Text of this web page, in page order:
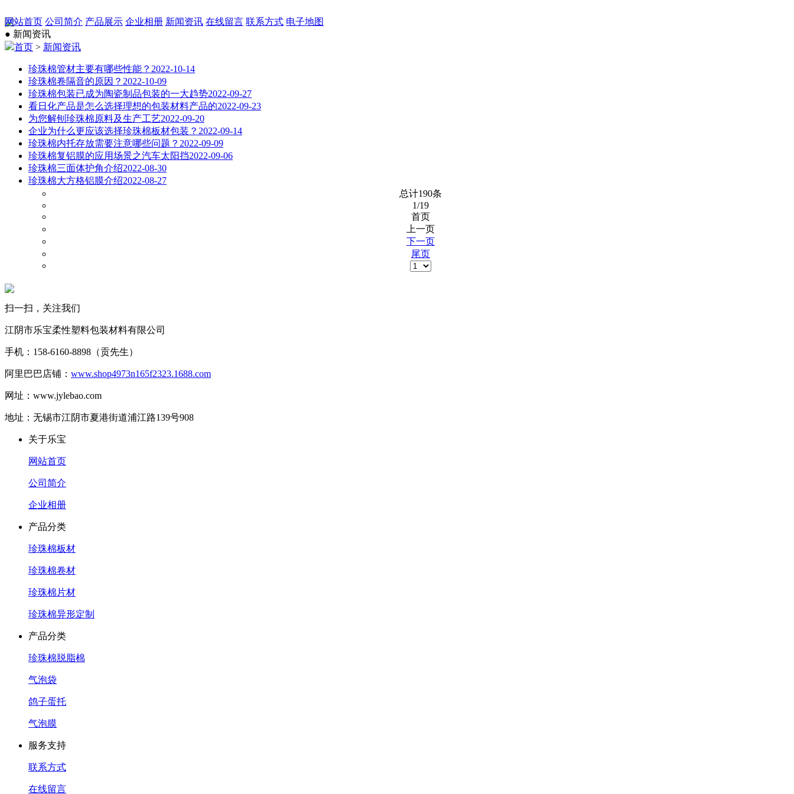
网站首页 公司简介 产品展示 企业相册 新闻资讯 在线留言 联系方式 电子地图
● 新闻资讯
首页 > 新闻资讯
珍珠棉管材主要有哪些性能？ 2022-10-14
珍珠棉卷隔音的原因？ 2022-10-09
珍珠棉包装已成为陶瓷制品包装的一大趋势2022-09-27
看日化产品是怎么选择理想的包装材料产品的2022-09-23
为您解刨珍珠棉原料及生产工艺2022-09-20
企业为什么更应该选择珍珠棉板材包装？ 2022-09-14
珍珠棉内托存放需要注意哪些问题？ 2022-09-09
珍珠棉复铝膜的应用场景之汽车太阳挡2022-09-06
珍珠棉三面体护角介绍2022-08-30
珍珠棉大方格铝膜介绍2022-08-27
总计190条
1/19
首页
上一页
下一页
尾页
扫一扫，关注我们
江阴市乐宝柔性塑料包装材料有限公司
手机：158-6160-8898（贡先生）
阿里巴巴店铺： www.shop4973n165f2323.1688.com
网址：www.jylebao.com
地址：无锡市江阴市夏港街道浦江路139号908
关于乐宝
网站首页
公司简介
企业相册
产品分类
珍珠棉板材
珍珠棉卷材
珍珠棉片材
珍珠棉异形定制
产品分类
珍珠棉脱脂棉
气泡袋
鸽子蛋托
气泡膜
服务支持
联系方式
在线留言